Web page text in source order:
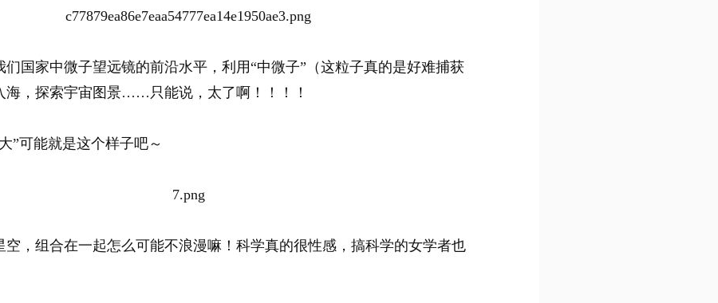
们国家中微子望远镜的前沿水平，利用“中微子”（这粒子真的是好难捕获
海，探索宇宙图景……只能说，太了啊！！！！
”可能就是这个样子吧～
空，组合在一起怎么可能不浪漫嘛！科学真的很性感，搞科学的女学者也